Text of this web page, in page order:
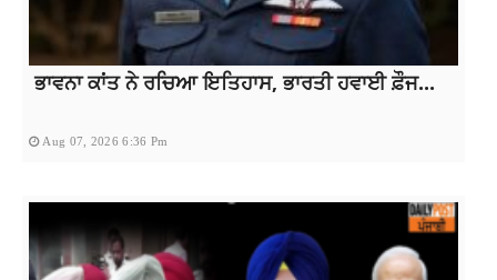
ਭਾਵਨਾ ਕਾਂਤ ਨੇ ਰਚਿਆ ਇਤਿਹਾਸ, ਭਾਰਤੀ ਹਵਾਈ ਫ਼ੌਜ...
Aug 07, 2026 6:36 Pm